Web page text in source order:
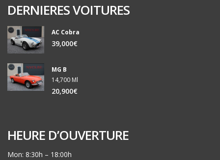
DERNIERES VOITURES
AC Cobra
39,000€
MG B
14,700 Ml
20,900€
HEURE D’OUVERTURE
Mon: 8:30h – 18:00h